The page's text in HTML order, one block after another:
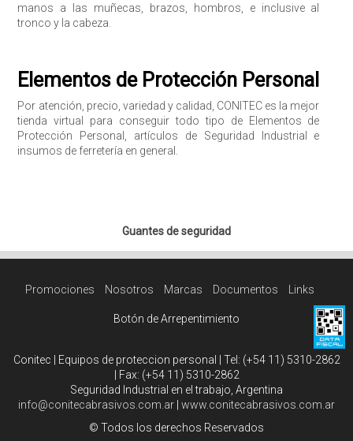
manos a las muñecas, brazos, hombros, e inclusive al
tronco y la cabeza.
Elementos de Protección Personal
Por atención, precio, variedad y calidad, CONITEC es la mejor
tienda virtual para conseguir todo tipo de Elementos de
Protección Personal, artículos de Seguridad Industrial e
insumos de ferretería en general.
Guantes de seguridad
Promociones Nosotros Marcas Documentos Links
Botón de Arrepentimiento
Conitec | Equipos de proteccion personal | Tel: (+54 11) 5310-2862
| Fax: (+54 11) 5310-2862
Seguridad Industrial en el trabajo, Argentina
info@conitecabrasivos.com.ar www.conitecabrasivos.com.ar
© Todos los derechos Reservados